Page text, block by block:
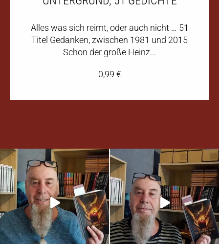
Alles was sich reimt, oder auch nicht … 51
Titel Gedanken, zwischen 1981 und 2015
Schon der große Heinz...
0,99 €